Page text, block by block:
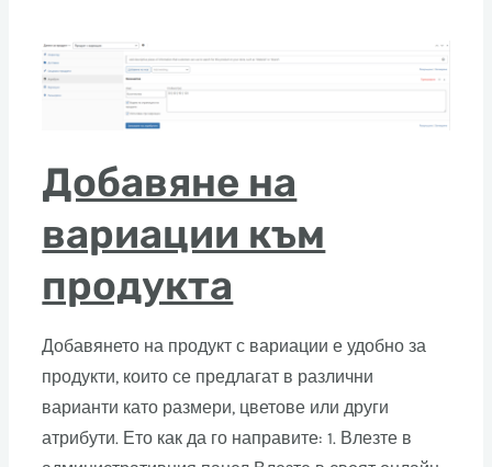
Добавяне на
вариации към
продукта
Добавянето на продукт с вариации е удобно за
продукти, които се предлагат в различни
варианти като размери, цветове или други
атрибути. Ето как да го направите: 1. Влезте в